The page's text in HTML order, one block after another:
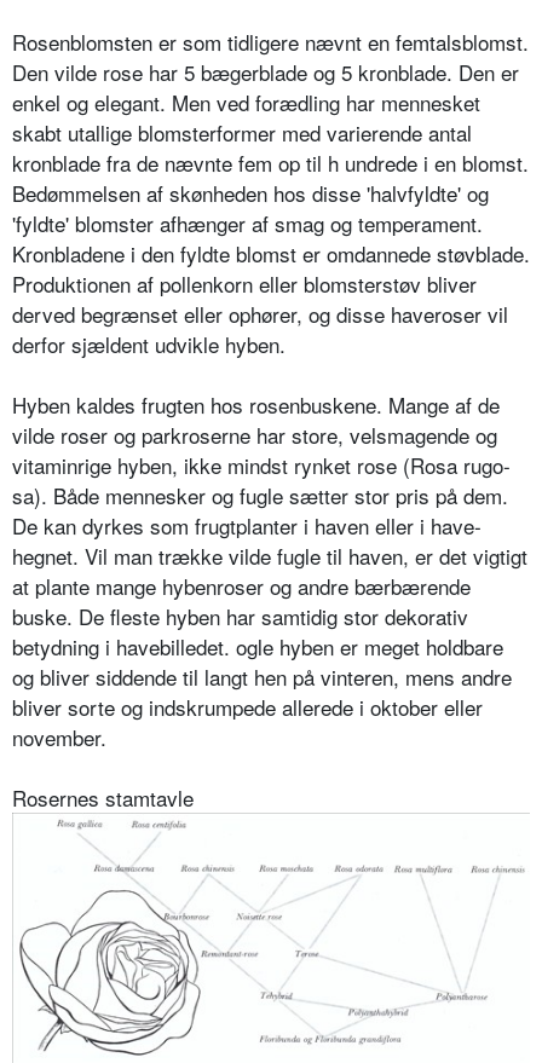
Rosenblomsten er som tidligere nævnt en femtals­blomst.
Den vilde rose har 5 bægerblade og 5 kronbla­de. Den er
enkel og elegant. Men ved forædling har mennesket
skabt utallige blomsterformer med va­rierende antal
kronblade fra de nævnte fem op til h undrede i en blomst.
Bedømmelsen af skønheden hos disse 'halvfyldte' og
'fyldte' blomster afhænger af smag og temperament.
Kronbladene i den fyldte blomst er omdannede støvblade.
Produktionen af pol­lenkorn eller blomsterstøv bliver
derved begrænset el­ler ophører, og disse haveroser vil
derfor sjældent ud­vikle hyben.
Hyben kaldes frugten hos rosenbuskene. Mange af de
vilde roser og parkroserne har store, velsmagende og
vitaminrige hyben, ikke mindst rynket rose (Rosa rugo­
sa). Både mennesker og fugle sætter stor pris på dem.
De kan dyrkes som frugtplanter i haven eller i have­
hegnet. Vil man trække vilde fugle til haven, er det vigtigt
at plante mange hybenroser og andre bærbæ­rende
buske. De fleste hyben har samtidig stor dekora­tiv
betydning i havebilledet. ogle hyben er meget holdbare
og bliver siddende til langt hen på vinteren, mens andre
bliver sorte og indskrumpede allerede i oktober eller
november.
Rosernes stamtavle